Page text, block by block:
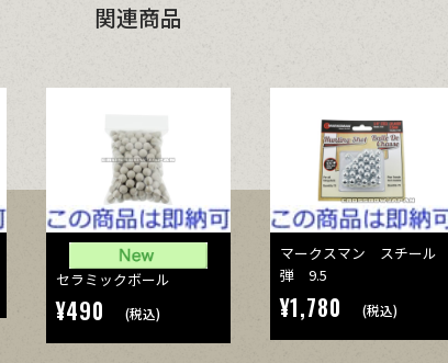
関連商品
セラミックボール
¥490 (税込)
マークスマン スチール
弾 9.5
¥1,780 (税込)